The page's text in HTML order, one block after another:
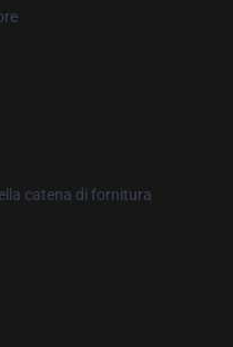
catena di fornitura